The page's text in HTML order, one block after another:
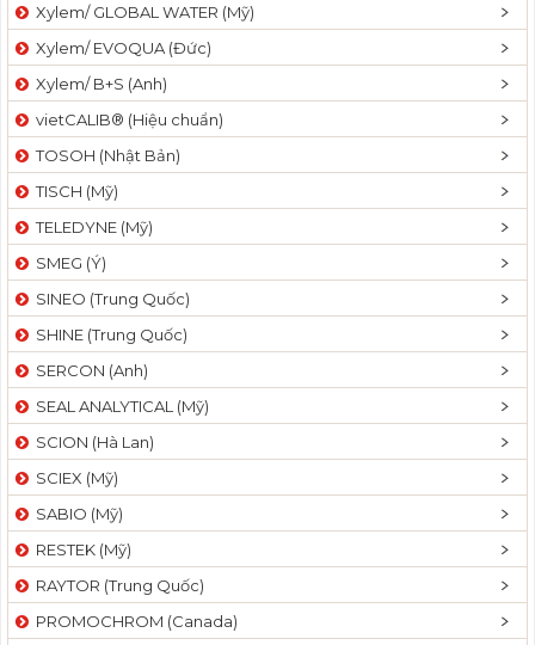
Xylem/ GLOBAL WATER (Mỹ)
Xylem/ EVOQUA (Đức)
Xylem/ B+S (Anh)
vietCALIB® (Hiệu chuẩn)
TOSOH (Nhật Bản)
TISCH (Mỹ)
TELEDYNE (Mỹ)
SMEG (Ý)
SINEO (Trung Quốc)
SHINE (Trung Quốc)
SERCON (Anh)
SEAL ANALYTICAL (Mỹ)
SCION (Hà Lan)
SCIEX (Mỹ)
SABIO (Mỹ)
RESTEK (Mỹ)
RAYTOR (Trung Quốc)
PROMOCHROM (Canada)